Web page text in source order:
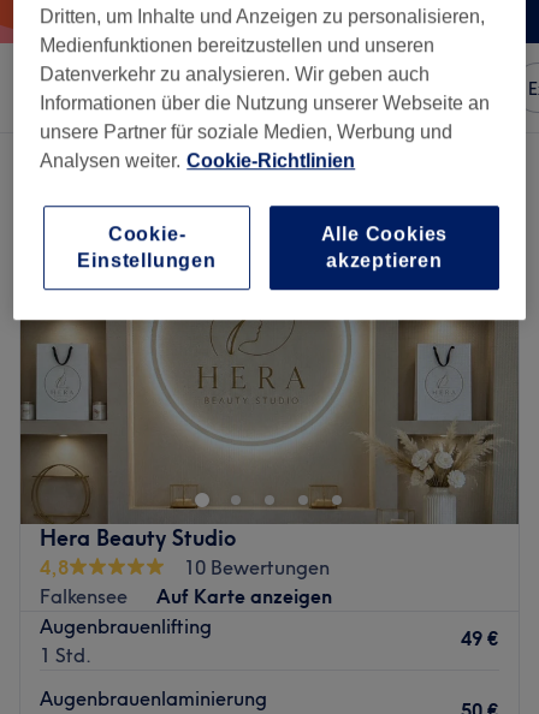
Sortieren nach Besonderheiten Marken
Ein Salon, der anbietet: augenbrauenlaminierung in Falkensee
Hera Beauty Studio
4,8
10 Bewertungen
Falkensee
Auf Karte anzeigen
Augenbrauenlifting
1 Std.
49 €
Augenbrauenlaminierung
Dritten, um Inhalte und Anzeigen zu personalisieren,
Medienfunktionen bereitzustellen und unseren
Datenverkehr zu analysieren. Wir geben auch
Informationen über die Nutzung unserer Webseite an
unsere Partner für soziale Medien, Werbung und
Analysen weiter. Cookie-Richtlinien
Cookie-
Einstellungen
Alle Cookies
akzeptieren